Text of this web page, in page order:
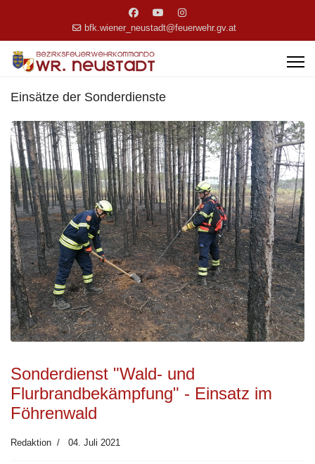
bfk.wiener_neustadt@feuerwehr.gv.at
Einsätze der Sonderdienste
Sonderdienst "Wald- und
Flurbrandbekämpfung" - Einsatz im
Föhrenwald
Redaktion 04. Juli 2021